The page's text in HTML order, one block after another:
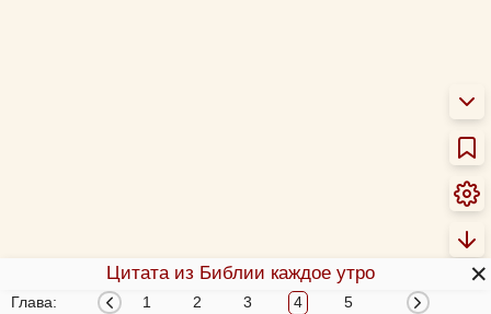
Глава: 1 2 3 4 5
Цитата из Библии каждое утро ✕